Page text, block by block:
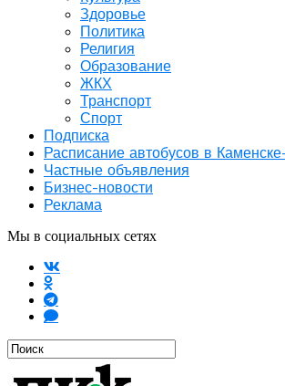
Здоровье
Политика
Религия
Образование
ЖКХ
Транспорт
Спорт
Подписка
Расписание автобусов в
Частные объявления
Бизнес-новости
Реклама
Мы в социальных сетях